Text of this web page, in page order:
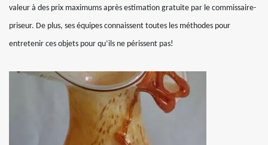
valeur à des prix maximums après estimation gratuite par le commissaire-
priseur. De plus, ses équipes connaissent toutes les méthodes pour
entretenir ces objets pour qu’ils ne périssent pas!